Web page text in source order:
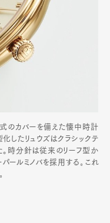
のカバーを備えた懐中時計
したリュウズはクラシックテ
。時分針は従来のリーフ型か
パールミノバを採用する｡これ